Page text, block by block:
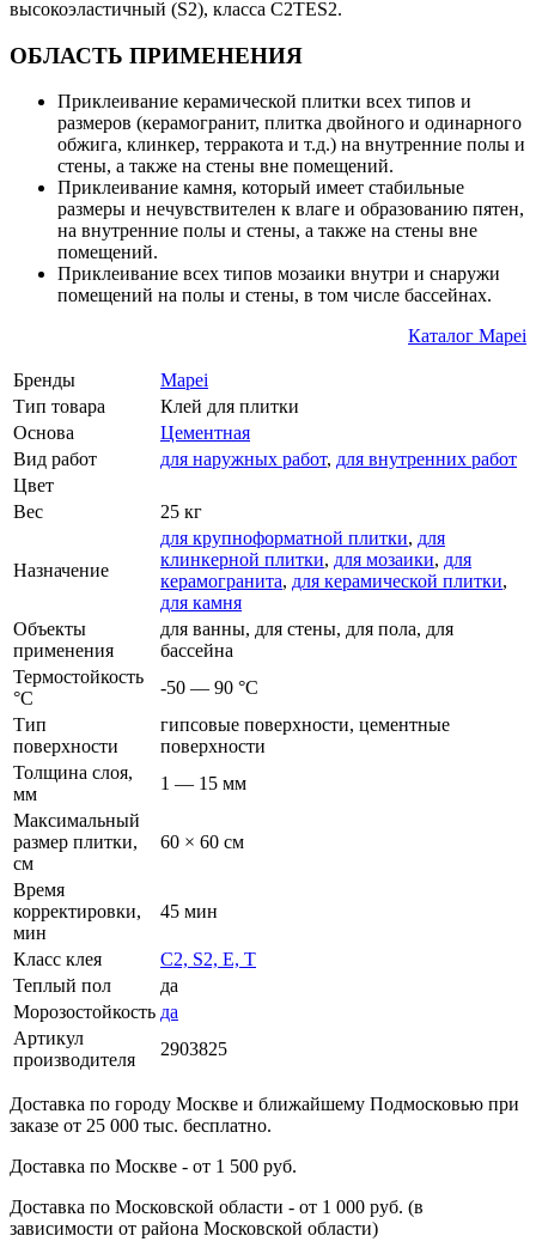
высокоэластичный (S2), класса C2TES2.
ОБЛАСТЬ ПРИМЕНЕНИЯ
Приклеивание керамической плитки всех типов и
размеров (керамогранит, плитка двойного и одинарного
обжига, клинкер, терракота и т.д.) на внутренние полы и
стены, а также на стены вне помещений.
Приклеивание камня, который имеет стабильные
размеры и нечувствителен к влаге и образованию пятен,
на внутренние полы и стены, а также на стены вне
помещений.
Приклеивание всех типов мозаики внутри и снаружи
помещений на полы и стены, в том числе бассейнах.
Каталог Mapei
Бренды
Mapei
Тип товара
Клей для плитки
Основа
Цементная
Вид работ
для наружных работ, для внутренних работ
Цвет
Вес
25 кг
Назначение
для крупноформатной плитки, для
клинкерной плитки, для мозаики, для
керамогранита, для керамической плитки,
для камня
Объекты
применения
для ванны, для стены, для пола, для
бассейна
Термостойкость
°С
-50 — 90 °C
Тип
поверхности
гипсовые поверхности, цементные
поверхности
Толщина слоя,
мм
1 — 15 мм
Максимальный
размер плитки,
см
60 × 60 см
Время
корректировки,
мин
45 мин
Класс клея
C2, S2, E, T
Теплый пол
да
Морозостойкость да
Артикул
производителя
2903825
Доставка по городу Москве и ближайшему Подмосковью при
заказе от 25 000 тыс. бесплатно.
Доставка по Москве - от 1 500 руб.
Доставка по Московской области - от 1 000 руб. (в
зависимости от района Московской области)